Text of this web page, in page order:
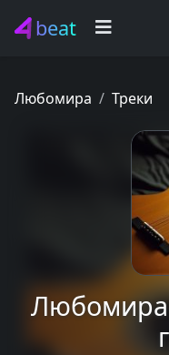
beat
Любомира Треки